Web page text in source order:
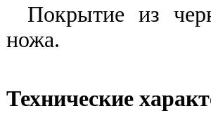
Покрытие из
ножа.
Технические